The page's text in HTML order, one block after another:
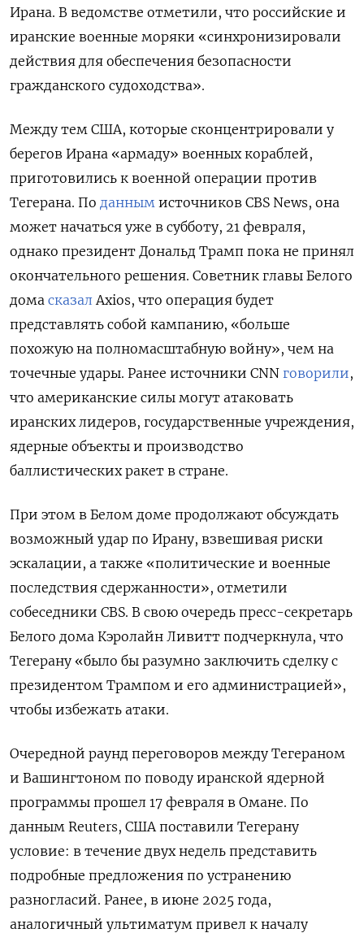
Ирана. В ведомстве отметили, что российские и
иранские военные моряки «синхронизировали
действия для обеспечения безопасности
гражданского судоходства».
Между тем США, которые сконцентрировали у
берегов Ирана «армаду» военных кораблей,
приготовились к военной операции против
Тегерана. По данным источников CBS News, она
может начаться уже в субботу, 21 февраля,
однако президент Дональд Трамп пока не принял
окончательного решения. Советник главы Белого
дома сказал Axios, что операция будет
представлять собой кампанию, «больше
похожую на полномасштабную войну», чем на
точечные удары. Ранее источники CNN говорили,
что американские силы могут атаковать
иранских лидеров, государственные учреждения,
ядерные объекты и производство
баллистических ракет в стране.
При этом в Белом доме продолжают обсуждать
возможный удар по Ирану, взвешивая риски
эскалации, а также «политические и военные
последствия сдержанности», отметили
собеседники CBS. В свою очередь пресс-секретарь
Белого дома Кэролайн Ливитт подчеркнула, что
Тегерану «было бы разумно заключить сделку с
президентом Трампом и его администрацией»,
чтобы избежать атаки.
Очередной раунд переговоров между Тегераном
и Вашингтоном по поводу иранской ядерной
программы прошел 17 февраля в Омане. По
данным Reuters, США поставили Тегерану
условие: в течение двух недель представить
подробные предложения по устранению
разногласий. Ранее, в июне 2025 года,
аналогичный ультиматум привел к началу